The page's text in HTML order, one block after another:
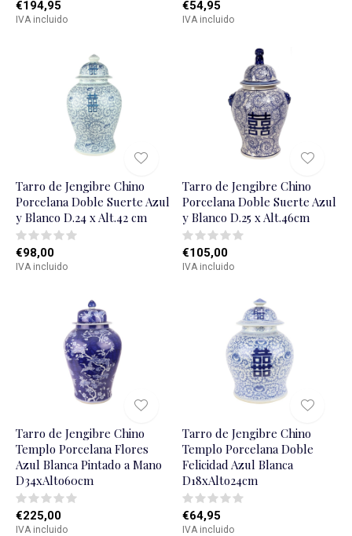
€194,95
IVA incluido
€54,95
IVA incluido
Tarro de Jengibre Chino
Porcelana Doble Suerte Azul
y Blanco D.24 x Alt.42 cm
€98,00
IVA incluido
Tarro de Jengibre Chino
Porcelana Doble Suerte Azul
y Blanco D.25 x Alt.46cm
€105,00
IVA incluido
Tarro de Jengibre Chino
Templo Porcelana Flores
Azul Blanca Pintado a Mano
D34xAlto60cm
€225,00
IVA incluido
Tarro de Jengibre Chino
Templo Porcelana Doble
Felicidad Azul Blanca
D18xAlto24cm
€64,95
IVA incluido